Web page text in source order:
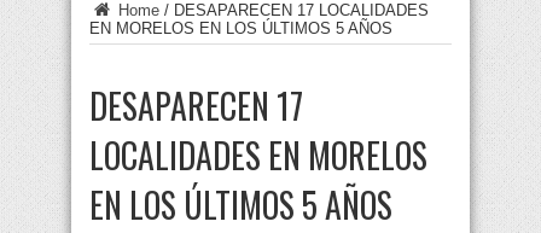
Home / DESAPARECEN 17 LOCALIDADES
EN MORELOS EN LOS ÚLTIMOS 5 AÑOS
DESAPARECEN 17
LOCALIDADES EN MORELOS
EN LOS ÚLTIMOS 5 AÑOS